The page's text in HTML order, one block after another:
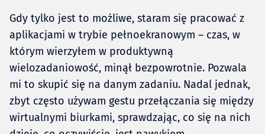
Gdy tylko jest to możliwe, staram się pracować z
aplikacjami w trybie pełnoekranowym – czas, w
którym wierzyłem w produktywną
wielozadaniowość, minął bezpowrotnie. Pozwala
mi to skupić się na danym zadaniu. Nadal jednak,
zbyt często używam gestu przełączania się między
wirtualnymi biurkami, sprawdzając, co się na nich